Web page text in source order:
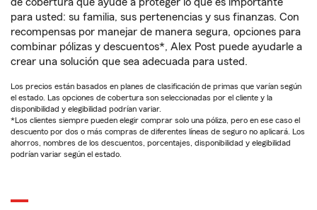
de cobertura que ayude a proteger lo que es importante
para usted: su familia, sus pertenencias y sus finanzas. Con
recompensas por manejar de manera segura, opciones para
combinar pólizas y descuentos*, Alex Post puede ayudarle a
crear una solución que sea adecuada para usted.
Los precios están basados en planes de clasificación de primas que varían según
el estado. Las opciones de cobertura son seleccionadas por el cliente y la
disponibilidad y elegibilidad podrían variar.
*Los clientes siempre pueden elegir comprar solo una póliza, pero en ese caso el
descuento por dos o más compras de diferentes líneas de seguro no aplicará. Los
ahorros, nombres de los descuentos, porcentajes, disponibilidad y elegibilidad
podrían variar según el estado.